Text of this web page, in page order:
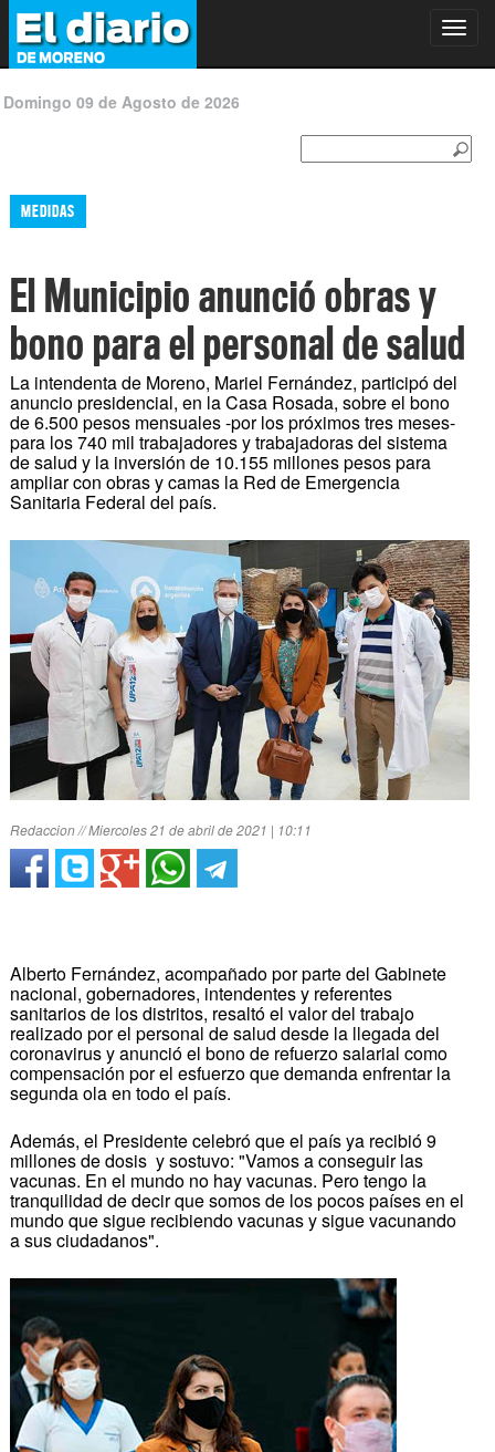
Domingo 09 de Agosto de 2026
MEDIDAS
El Municipio anunció obras y
bono para el personal de salud
La intendenta de Moreno, Mariel Fernández, participó del
anuncio presidencial, en la Casa Rosada, sobre el bono
de 6.500 pesos mensuales -por los próximos tres meses-
para los 740 mil trabajadores y trabajadoras del sistema
de salud y la inversión de 10.155 millones pesos para
ampliar con obras y camas la Red de Emergencia
Sanitaria Federal del país.
Redaccion // Miercoles 21 de abril de 2021 | 10:11
Alberto Fernández, acompañado por parte del Gabinete
nacional, gobernadores, intendentes y referentes
sanitarios de los distritos, resaltó el valor del trabajo
realizado por el personal de salud desde la llegada del
coronavirus y anunció el bono de refuerzo salarial como
compensación por el esfuerzo que demanda enfrentar la
segunda ola en todo el país.
Además, el Presidente celebró que el país ya recibió 9
millones de dosis y sostuvo: "Vamos a conseguir las
vacunas. En el mundo no hay vacunas. Pero tengo la
tranquilidad de decir que somos de los pocos países en el
mundo que sigue recibiendo vacunas y sigue vacunando
a sus ciudadanos".